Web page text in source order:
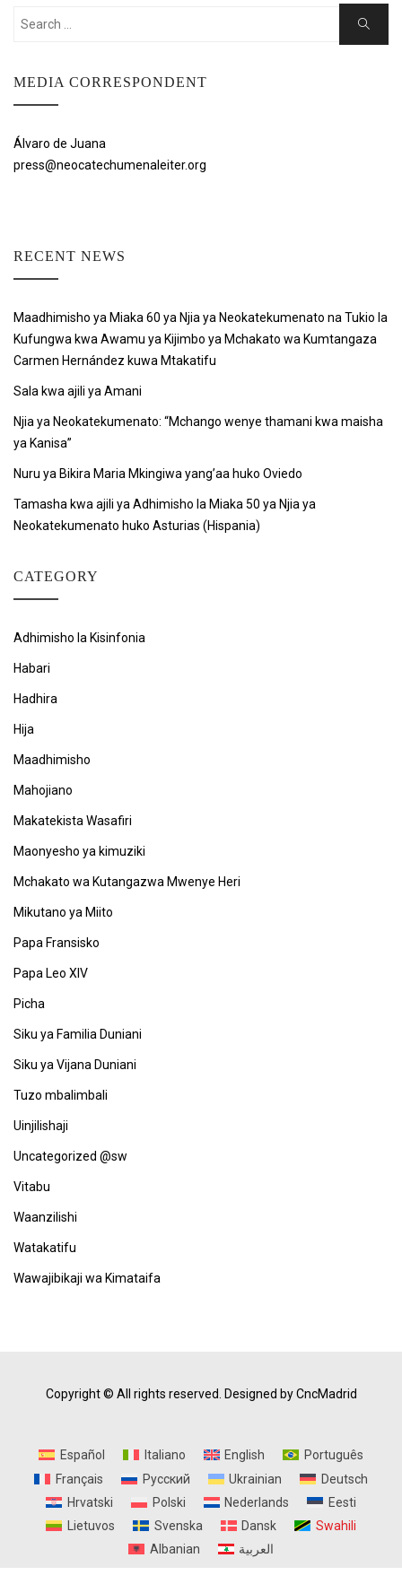
Search
Search
MEDIA CORRESPONDENT
Álvaro de Juana
press@neocatechumenaleiter.org
RECENT NEWS
Maadhimisho ya Miaka 60 ya Njia ya Neokatekumenato na Tukio la
Kufungwa kwa Awamu ya Kijimbo ya Mchakato wa Kumtangaza
Carmen Hernández kuwa Mtakatifu
Sala kwa ajili ya Amani
Njia ya Neokatekumenato: “Mchango wenye thamani kwa maisha
ya Kanisa”
Nuru ya Bikira Maria Mkingiwa yang’aa huko Oviedo
Tamasha kwa ajili ya Adhimisho la Miaka 50 ya Njia ya
Neokatekumenato huko Asturias (Hispania)
CATEGORY
Adhimisho la Kisinfonia
Habari
Hadhira
Hija
Maadhimisho
Mahojiano
Makatekista Wasafiri
Maonyesho ya kimuziki
Mchakato wa Kutangazwa Mwenye Heri
Mikutano ya Miito
Papa Fransisko
Papa Leo XIV
Picha
Siku ya Familia Duniani
Siku ya Vijana Duniani
Tuzo mbalimbali
Uinjilishaji
Uncategorized @sw
Vitabu
Waanzilishi
Watakatifu
Wawajibikaji wa Kimataifa
Copyright © All rights reserved. Designed by CncMadrid
Español Italiano English
Português
Français
Русский Ukrainian
Deutsch
Hrvatski
Polski Nederlands
Eesti
Lietuvos
Svenska Dansk
Swahili
Albanian
العربية